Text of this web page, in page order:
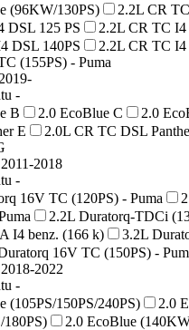
(96KW/130PS)
2.2L CR
DSL 125 PS
2.2L CR TC I4
DSL 140PS
2.2L CR TC I4
(155PS) - Puma
-
B
2.0 EcoBlue C 2.0
E
2.0L CR TC DSL
2018
-
16V TC (120PS) - Puma
2.2L Duratorq-TDCi
I4 benz. (166 k)
3.2L
16V TC (150PS) -
2022
-
(105PS/150PS/240PS)
2.0
180PS)
2.0 EcoBlue